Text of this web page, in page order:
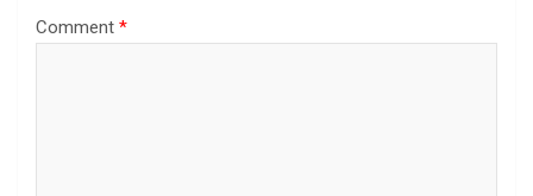
Comment *